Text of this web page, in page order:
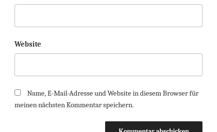
Website
Name, E-Mail-Adresse und Website in diesem Browser für
meinen nächsten Kommentar speichern.